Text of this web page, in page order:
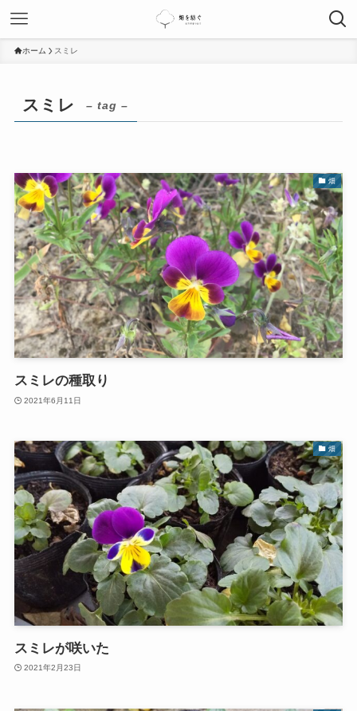
ホーム スミレ
スミレ – tag –
畑
スミレの種取り
2021年6月11日
畑
スミレが咲いた
2021年2月23日